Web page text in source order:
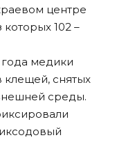
центре
102 –
медики
клещей, снятых
среды.